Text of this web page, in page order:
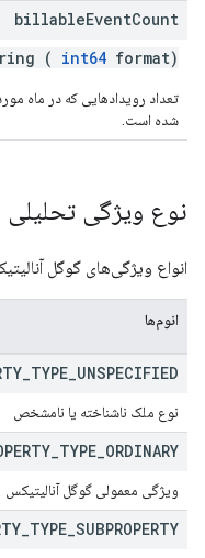
billableEventCount
( int64 format)
تعداد رویدادهایی که در ماه
شده است.
نوع ویژگی تحلیلی
انواع ویژگی‌های گوگل
انوم‌ها
TYPE UNSPECIFIED
نوع ملک ناشناخته یا نامشخص
TYPE ORDINARY
ویژگی معمولی گوگل آنالیتیکس
TYPE SUBPROPERTY